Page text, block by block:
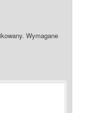
Wymagane